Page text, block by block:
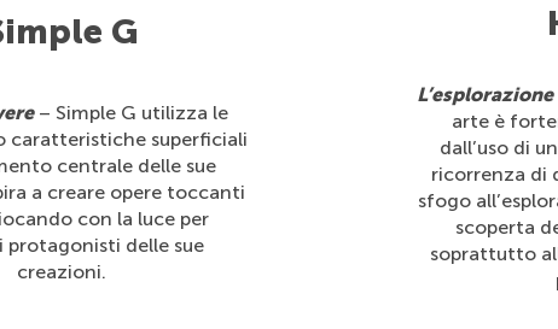
G
– Simple G utilizza le
caratteristiche superficiali
centrale delle sue
a creare opere toccanti
con la luce per
protagonisti delle sue
creazioni.
arte è
dall’uso di
ricorrenza di
sfogo
scoperta
soprattutto